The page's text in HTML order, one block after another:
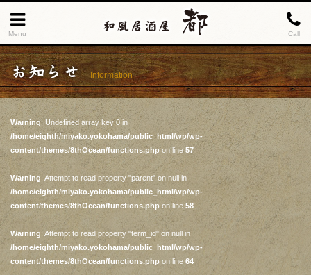
Menu Call
お知らせ Information
Warning: Undefined array key 0 in
/home/eighth/miyako.yokohama/public_html/wp/wp-
content/themes/8thOcean/functions.phpon line57
Warning: Attempt to read property "parent" on null in
/home/eighth/miyako.yokohama/public_html/wp/wp-
content/themes/8thOcean/functions.php on line 58
Warning: Attempt to read property "term_id" on null in
/home/eighth/miyako.yokohama/public_html/wp/wp-
content/themes/8thOcean/functions.php on line 64